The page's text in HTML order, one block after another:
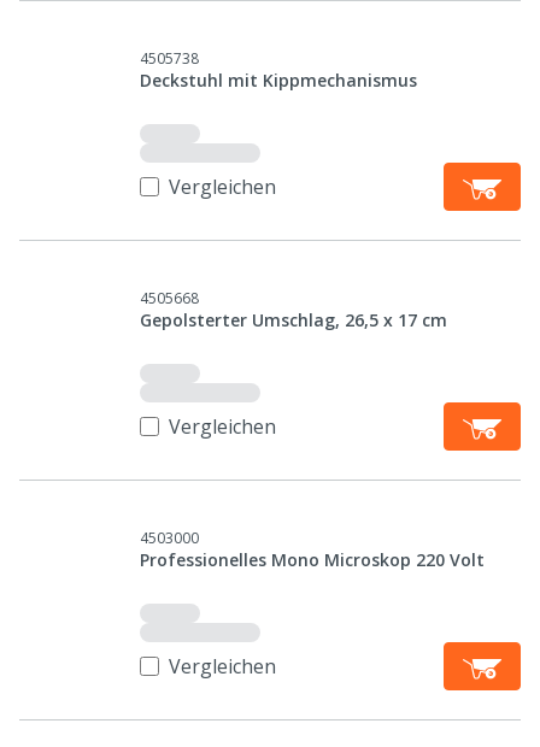
4505738
Deckstuhl mit Kippmechanismus
Vergleichen
4505668
Gepolsterter Umschlag, 26,5 x 17 cm
Vergleichen
4503000
Professionelles Mono Microskop 220 Volt
Vergleichen